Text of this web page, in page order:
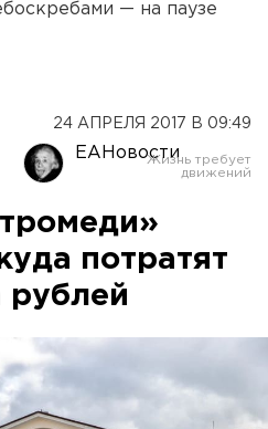
— на паузе
24 АПРЕЛЯ 2017 В 09:49
ЕАНовости
потратят
рублей